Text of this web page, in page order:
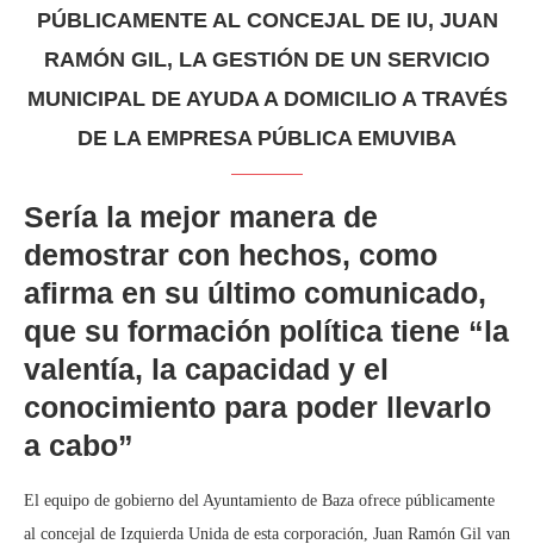
PÚBLICAMENTE AL CONCEJAL DE IU, JUAN
RAMÓN GIL, LA GESTIÓN DE UN SERVICIO
MUNICIPAL DE AYUDA A DOMICILIO A TRAVÉS
DE LA EMPRESA PÚBLICA EMUVIBA
Sería la mejor manera de
demostrar con hechos, como
afirma en su último comunicado,
que su formación política tiene “la
valentía, la capacidad y el
conocimiento para poder llevarlo
a cabo”
El equipo de gobierno del Ayuntamiento de Baza ofrece públicamente
al concejal de Izquierda Unida de esta corporación, Juan Ramón Gil van